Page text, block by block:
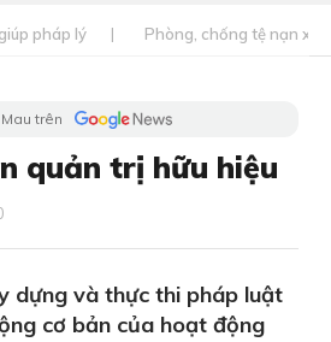
pháp lý Phòng, chống tệ nạn xã
trên
quản trị hữu hiệu
dựng và thực thi pháp luật
cơ bản của hoạt động